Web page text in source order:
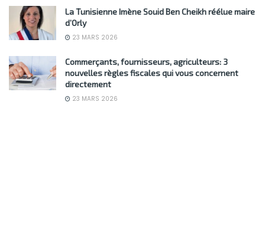
La Tunisienne Imène Souid Ben Cheikh réélue maire
d’Orly
23 MARS 2026
Commerçants, fournisseurs, agriculteurs: 3
nouvelles règles fiscales qui vous concernent
directement
23 MARS 2026